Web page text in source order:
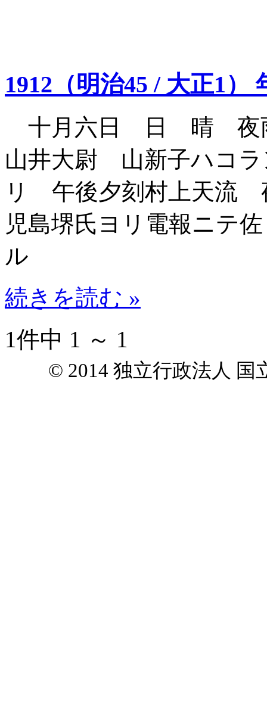
1912（明治45 / 大正1）
十月六日 日 晴 夜
山井大尉 山新子ハコラ
リ 午後夕刻村上天流
児島堺氏ヨリ電報ニテ
ル
続きを読む »
1件中 1 ～ 1
© 2014 独立行政法人 国